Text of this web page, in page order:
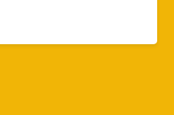
Burj Al Arab.